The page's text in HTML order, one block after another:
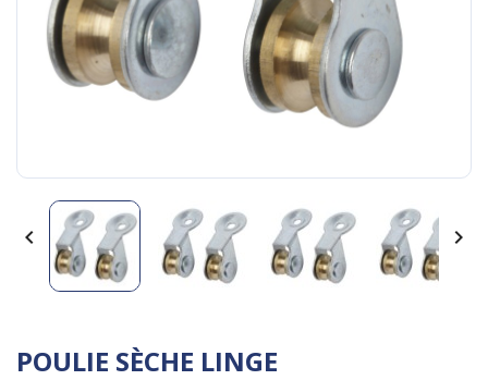
 
POULIE SÈCHE LINGE